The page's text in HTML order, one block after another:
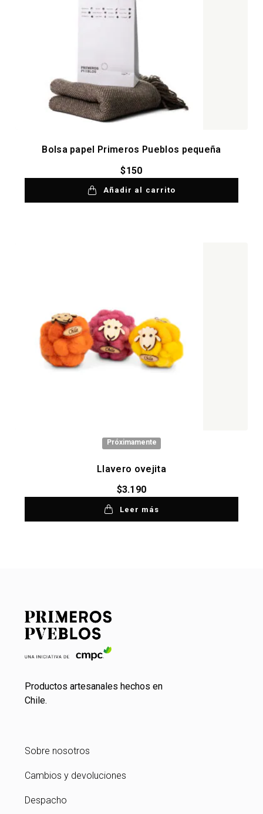
Bolsa papel Primeros Pueblos pequeña
$150
Añadir al carrito
Próximamente
Llavero ovejita
$3.190
Leer más
Productos artesanales hechos en
Chile.
Sobre nosotros
Cambios y devoluciones
Despacho